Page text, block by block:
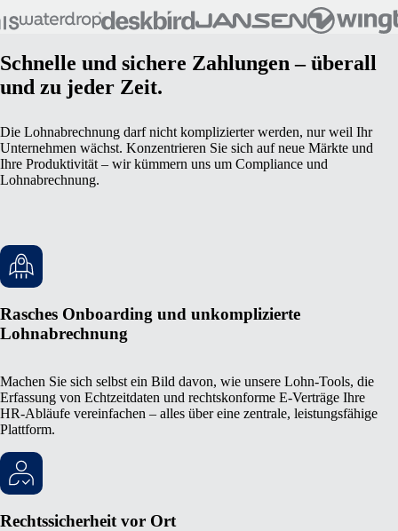
Schnelle und sichere Zahlungen – überall
und zu jeder Zeit.
Die Lohnabrechnung darf nicht komplizierter werden, nur weil Ihr
Unternehmen wächst. Konzentrieren Sie sich auf neue Märkte und
Ihre Produktivität – wir kümmern uns um Compliance und
Lohnabrechnung.
Rasches Onboarding und unkomplizierte
Lohnabrechnung
Machen Sie sich selbst ein Bild davon, wie unsere Lohn-Tools, die
Erfassung von Echtzeitdaten und rechtskonforme E-Verträge Ihre
HR-Abläufe vereinfachen – alles über eine zentrale, leistungsfähige
Plattform.
Rechtssicherheit vor Ort